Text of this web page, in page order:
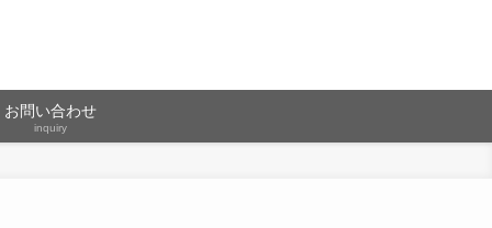
お問い合わせ
inquiry